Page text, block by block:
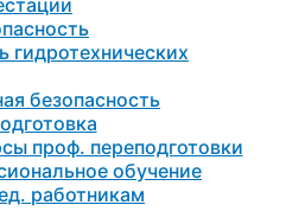
гидротехнических
безопасность
проф. переподготовки
обучение
работникам